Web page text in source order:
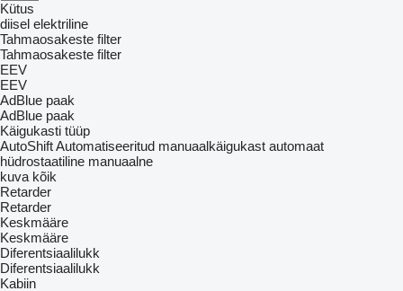
Kütus
diisel elektriline
Tahmaosakeste filter
Tahmaosakeste filter
EEV
EEV
AdBlue paak
AdBlue paak
Käigukasti tüüp
AutoShiftAutomatiseeritud manuaalkäigukast automaat
hüdrostaatiline manuaalne
kuva kõik
Retarder
Retarder
Keskmääre
Keskmääre
Diferentsiaalilukk
Diferentsiaalilukk
Kabiin